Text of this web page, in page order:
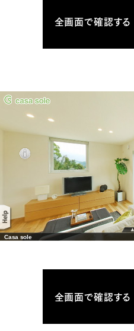
全画面で確認する
全画面で確認する